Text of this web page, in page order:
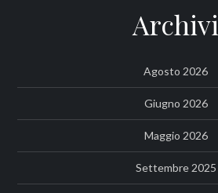
Archivi
Agosto 2026
Giugno 2026
Maggio 2026
Settembre 2025